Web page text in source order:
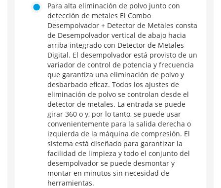
Para alta eliminación de polvo junto con
detección de metales El Combo
Desempolvador + Detector de Metales consta
de Desempolvador vertical de abajo hacia
arriba integrado con Detector de Metales
Digital. El desempolvador está provisto de un
variador de control de potencia y frecuencia
que garantiza una eliminación de polvo y
desbarbado eficaz. Todos los ajustes de
eliminación de polvo se controlan desde el
detector de metales. La entrada se puede
girar 360 o y, por lo tanto, se puede usar
convenientemente para la salida derecha o
izquierda de la máquina de compresión. El
sistema está diseñado para garantizar la
facilidad de limpieza y todo el conjunto del
desempolvador se puede desmontar y
montar en minutos sin necesidad de
herramientas.